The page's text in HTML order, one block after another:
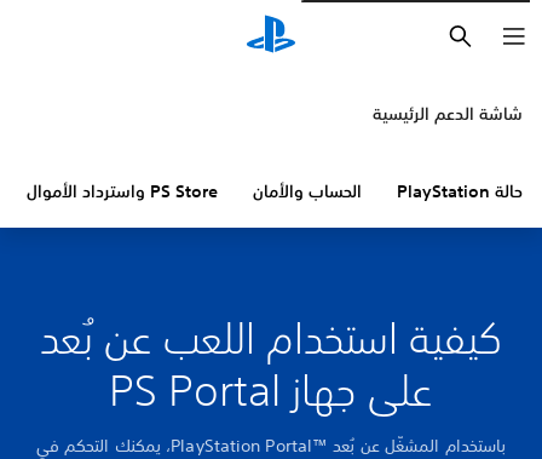
شاشة الدعم الرئيسية
حالة PlayStation الحساب والأمان PS Store واسترداد الأموال
كيفية استخدام اللعب عن بُعد
على جهاز PS Portal
باستخدام المشغّل عن بُعد PlayStation Portal™‎، يمكنك التحكم في